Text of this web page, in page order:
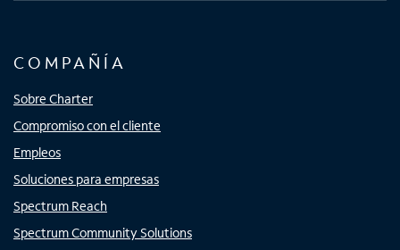
COMPAÑÍA
Sobre Charter
Compromiso con el cliente
Empleos
Soluciones para empresas
Spectrum Reach
Spectrum Community Solutions